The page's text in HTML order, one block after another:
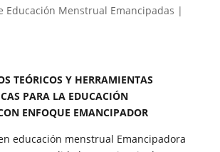
Educación Menstrual Emancipadas |
TEÓRICOS Y HERRAMIENTAS
PARA LA EDUCACIÓN
ENFOQUE EMANCIPADOR
educación menstrual Emancipadora